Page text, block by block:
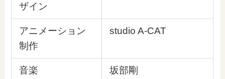
ザイン
アニメーション
制作
studio A-CAT
音楽 坂部剛